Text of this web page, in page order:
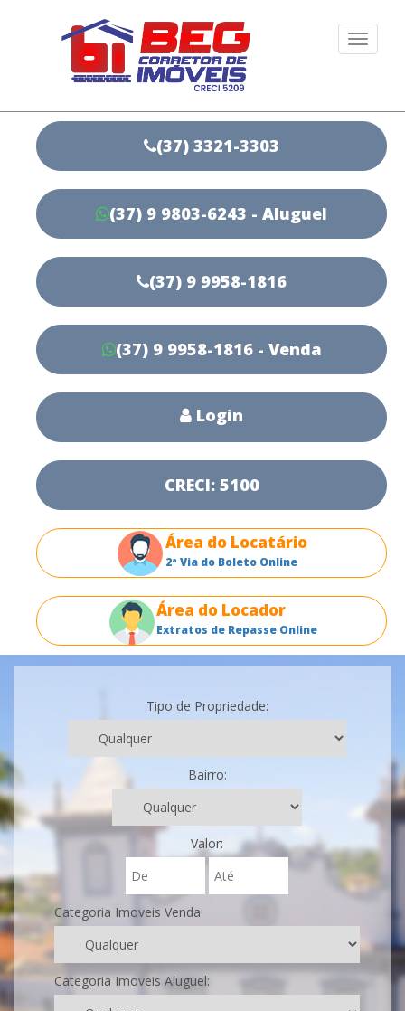
(37) 3321-3303
(37) 9 9803-6243 - Aluguel
(37) 9 9958-1816
(37) 9 9958-1816 - Venda
Login
CRECI: 5100
Área do Locatário
2ª Via do Boleto Online
Área do Locador
Extratos de Repasse Online
Tipo de Propriedade:
Bairro:
Valor:
Categoria Imoveis Venda:
Categoria Imoveis Aluguel: